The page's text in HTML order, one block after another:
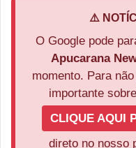
⚠️
O Google pode
Apucarana
momento. Para
importante
CLIQUE AQUI
direto no nosso